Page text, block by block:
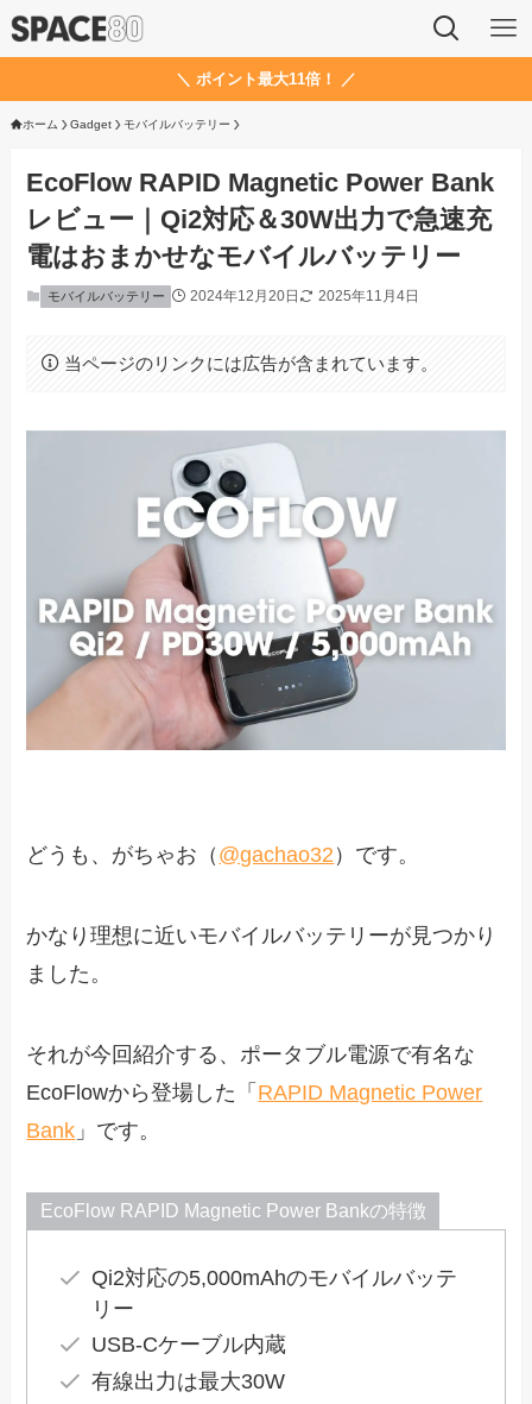
＼ ポイント最大11倍！ ／
ホーム Gadget モバイルバッテリー
EcoFlow RAPID Magnetic Power Bank
レビュー｜Qi2対応＆30W出力で急速充
電はおまかせなモバイルバッテリー
モバイルバッテリー 2024年12月20日 2025年11月4日
当ページのリンクには広告が含まれています。
どうも、がちゃお（ @gachao32 ）です。
かなり理想に近いモバイルバッテリーが見つかり
ました。
それが今回紹介する、ポータブル電源で有名な
EcoFlowから登場した「 RAPID Magnetic Power
Bank 」です。
EcoFlow RAPID Magnetic Power Bankの特徴
Qi2対応の5,000mAhのモバイルバッテ
リー
USB-Cケーブル内蔵
有線出力は最大30W